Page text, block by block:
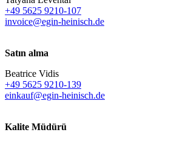
+49 5625 9210-107
invoice@egin-heinisch.de
Satın alma
Beatrice Vidis
+49 5625 9210-139
einkauf@egin-heinisch.de
Kalite Müdürü